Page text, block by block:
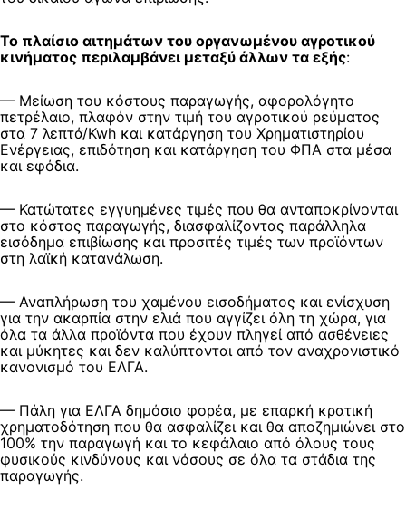
Το πλαίσιο αιτημάτων του οργανωμένου αγροτικού
κινήματος περιλαμβάνει μεταξύ άλλων τα εξής:
— Μείωση του κόστους παραγωγής, αφορολόγητο
πετρέλαιο, πλαφόν στην τιμή του αγροτικού ρεύματος
στα 7 λεπτά/Kwh και κατάργηση του Χρηματιστηρίου
Ενέργειας, επιδότηση και κατάργηση του ΦΠΑ στα μέσα
και εφόδια.
— Κατώτατες εγγυημένες τιμές που θα ανταποκρίνονται
στο κόστος παραγωγής, διασφαλίζοντας παράλληλα
εισόδημα επιβίωσης και προσιτές τιμές των προϊόντων
στη λαϊκή κατανάλωση.
— Αναπλήρωση του χαμένου εισοδήματος και ενίσχυση
για την ακαρπία στην ελιά που αγγίζει όλη τη χώρα, για
όλα τα άλλα προϊόντα που έχουν πληγεί από ασθένειες
και μύκητες και δεν καλύπτονται από τον αναχρονιστικό
κανονισμό του ΕΛΓΑ.
— Πάλη για ΕΛΓΑ δημόσιο φορέα, με επαρκή κρατική
χρηματοδότηση που θα ασφαλίζει και θα αποζημιώνει στο
100% την παραγωγή και το κεφάλαιο από όλους τους
φυσικούς κινδύνους και νόσους σε όλα τα στάδια της
παραγωγής.